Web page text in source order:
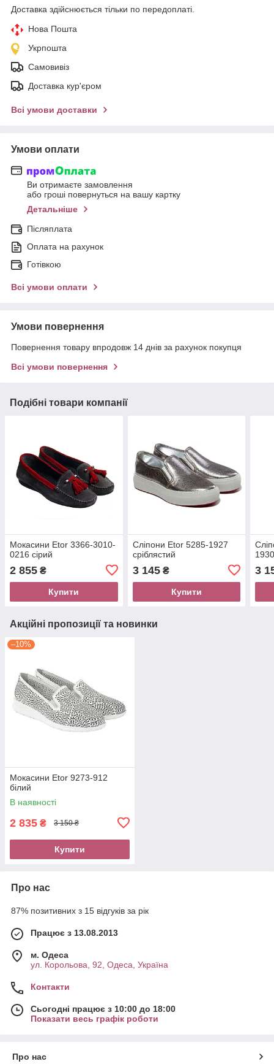
Доставка здійснюється тільки по передоплаті.
Нова Пошта
Укрпошта
Самовивіз
Доставка кур'єром
Всі умови доставки
Умови оплати
Ви отримаєте замовлення
або гроші повернуться на вашу картку
Детальніше
Післяплата
Оплата на рахунок
Готівкою
Всі умови оплати
Умови повернення
Повернення товару впродовж 14 днів за рахунок покупця
Всі умови повернення
Подібні товари компанії
Мокасини Etor 3366-3010-
0216 сірий
2 855 ₴
Купити
Сліпони Etor 5285-1927
сріблястий
3 145₴
Купити
3
Акційні пропозиції та новинки
–10%
Мокасини Etor 9273-912
білий
В наявності
2 835 ₴ 3 150 ₴
Купити
Про нас
87% позитивних з 15 відгуків за рік
Працює з 13.08.2013
м. Одеса
ул. Корольова, 92, Одеса, Україна
Контакти
Сьогодні працює з 10:00 до 18:00
Показати весь графік роботи
Про нас